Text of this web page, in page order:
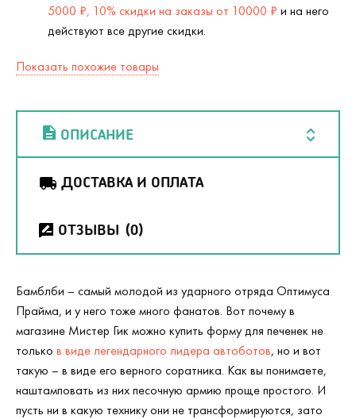
5000 ₽, 10% скидки на заказы от 10000 ₽ и на него
действуют все другие скидки.
Показать похожие товары
ОПИСАНИЕ
ДОСТАВКА И ОПЛАТА
ОТЗЫВЫ (0)
Бамблби – самый молодой из ударного отряда Оптимуса
Прайма, и у него тоже много фанатов. Вот почему в
магазине Мистер Гик можно купить форму для печенек не
только в виде легендарного лидера автоботов, но и вот
такую – в виде его верного соратника. Как вы понимаете,
наштамповать из них песочную армию проще простого. И
пусть ни в какую технику они не трансформируются, зато